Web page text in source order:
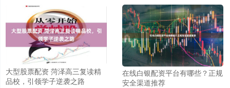
大型股票配资 菏泽高三复读精
品校，引领学子逆袭之路
在线白银配资平台有哪些？正规
安全渠道推荐